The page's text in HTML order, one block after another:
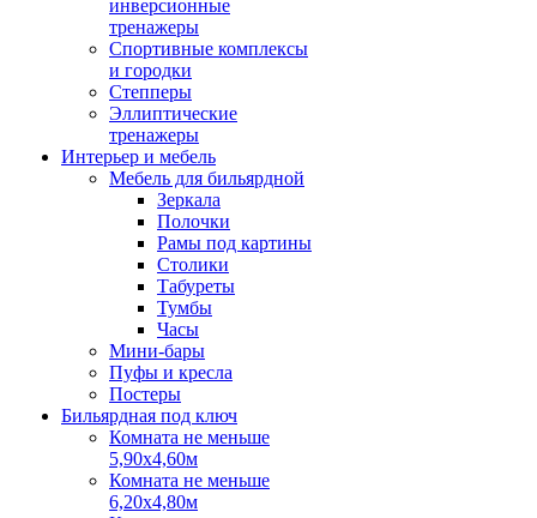
инверсионные
тренажеры
Спортивные комплексы
и городки
Степперы
Эллиптические
тренажеры
Интерьер и мебель
Мебель для бильярдной
Зеркала
Полочки
Рамы под картины
Столики
Табуреты
Тумбы
Часы
Мини-бары
Пуфы и кресла
Постеры
Бильярдная под ключ
Комната не меньше
5,90х4,60м
Комната не меньше
6,20х4,80м